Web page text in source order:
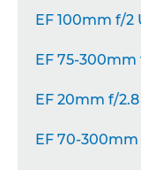
EF 100mm f/2
EF 75-300mm
EF 20mm f/2.8
EF 70-300mm